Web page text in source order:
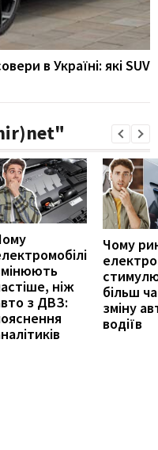
в Україні: які SUV
ніж
з ДВЗ:
Чому
більш
зміну
водіїв